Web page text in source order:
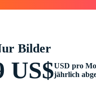
Bilder
US$USD pro
jährlich